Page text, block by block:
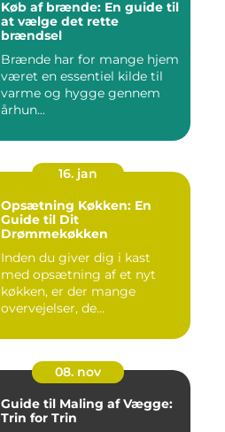
Køb af brænde: En guide til
at vælge det rette
brændsel
Brænde har for mange hjem
været en essentiel kilde til
varme og hygge gennem
århun...
16. jan
Opsætning Køkken: En
Guide til Dit
Drømmekøkken
Inden du giver dig i kast
med opsætning af et nyt
køkken, er der mange
overvejelser, de...
08. nov
Guide til Maling af Vægge:
Trin for Trin